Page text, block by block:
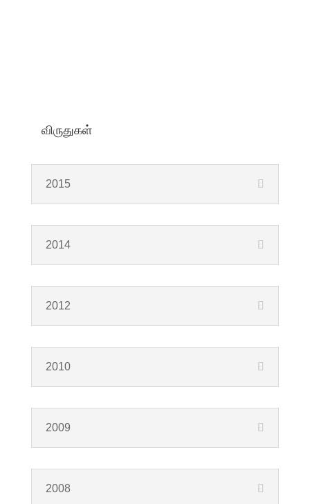
விருதுகள்
2015
2014
2012
2010
2009
2008